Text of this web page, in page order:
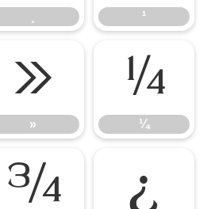
¹
»
»
¼
¼
¾ ¿